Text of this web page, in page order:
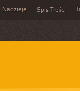
Nadzieje Spis Treści